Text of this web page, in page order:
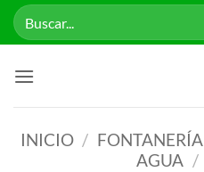
Saltar
Buscar
por:
INICIO / FONTANERÍA
AGUA /